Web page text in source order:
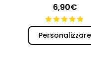
6,90€
Personalizzare